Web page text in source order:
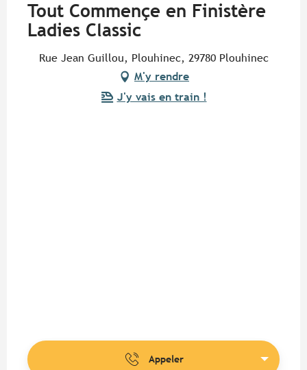
Tout Commençe en Finistère
Ladies Classic
Rue Jean Guillou, Plouhinec, 29780 Plouhinec
M'y rendre
J'y vais en train !
Appeler